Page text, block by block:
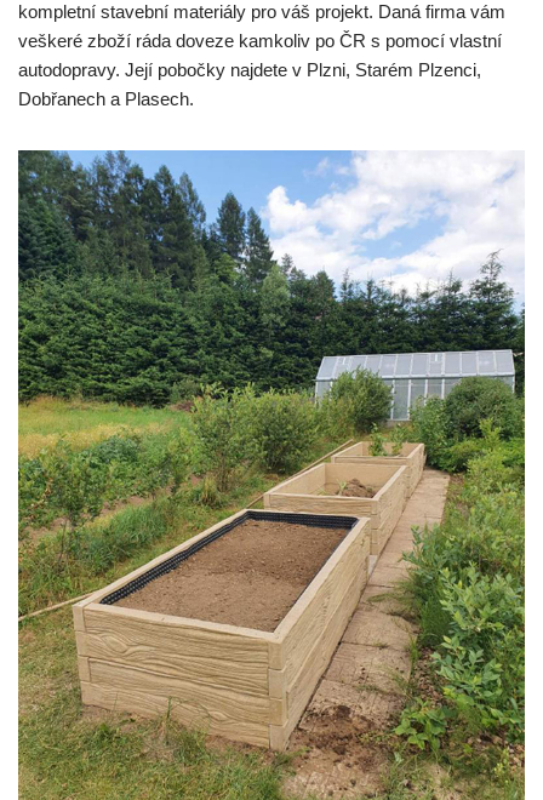
kompletní stavební materiály pro váš projekt. Daná firma vám
veškeré zboží ráda doveze kamkoliv po ČR s pomocí vlastní
autodopravy. Její pobočky najdete v Plzni, Starém Plzenci,
Dobřanech a Plasech.